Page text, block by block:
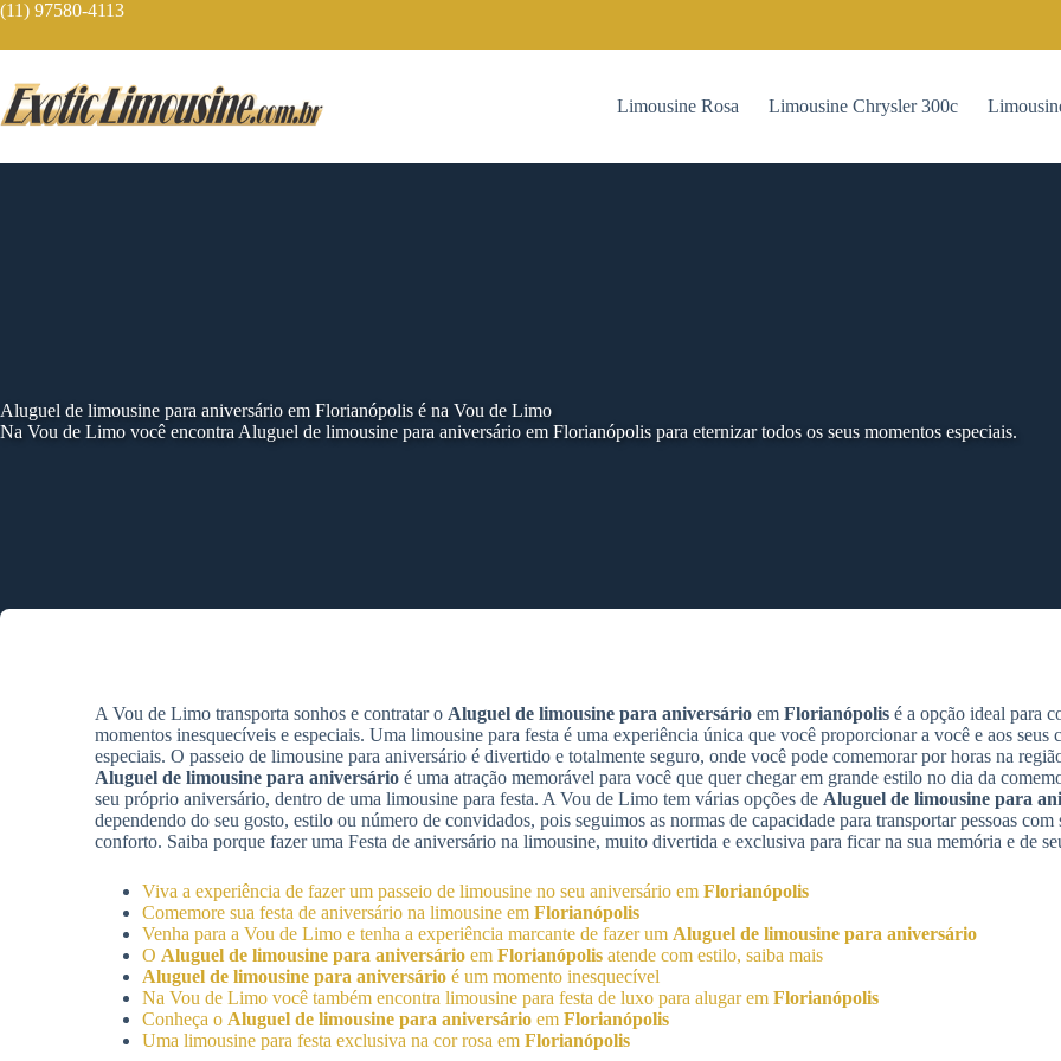
Skip
content
(11) 97580-4113
Limousine Rosa Limousine Chrysler 300c
Aluguel de limousine para aniversário em Florianópolis é na Vou de Limo
Na Vou de Limo você encontra Aluguel de limousine para aniversário em Florianópolis para eternizar todos os seus momentos especiais.
A Vou de Limo transporta sonhos e contratar o Aluguel de limousine para aniversário em Florianópolis é a opção ideal para
momentos inesquecíveis e especiais. Uma limousine para festa é uma experiência única que você proporcionar a você e aos seus
especiais. O passeio de limousine para aniversário é divertido e totalmente seguro, onde você pode comemorar por horas na
Aluguel de limousine para aniversário é uma atração memorável para você que quer chegar em grande estilo no dia da
seu próprio aniversário, dentro de uma limousine para festa. A Vou de Limo tem várias opções de Aluguel de limousine para
dependendo do seu gosto, estilo ou número de convidados, pois seguimos as normas de capacidade para transportar pessoas com
conforto. Saiba porque fazer uma Festa de aniversário na limousine, muito divertida e exclusiva para ficar na sua memória e de
Viva a experiência de fazer um passeio de limousine no seu aniversário em Florianópolis
Comemore sua festa de aniversário na limousine em Florianópolis
Venha para a Vou de Limo e tenha a experiência marcante de fazer um Aluguel de limousine para aniversário
O Aluguel de limousine para aniversário em Florianópolis atende com estilo, saiba mais
Aluguel de limousine para aniversário é um momento inesquecível
Na Vou de Limo você também encontra limousine para festa de luxo para alugar em Florianópolis
Conheça o Aluguel de limousine para aniversário em Florianópolis
Uma limousine para festa exclusiva na cor rosa em Florianópolis